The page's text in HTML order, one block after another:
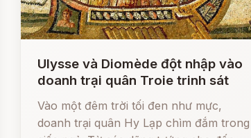
Ulysse và Diomède đột nhập vào
doanh trại quân Troie trinh sát
Vào một đêm trời tối đen như mực,
doanh trại quân Hy Lạp chìm đắm trong